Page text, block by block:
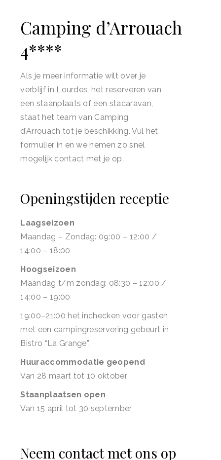
Camping d’Arrouach
4****
Als je meer informatie wilt over je
verblijf in Lourdes, het reserveren van
een staanplaats of een stacaravan,
staat het team van Camping
d’Arrouach tot je beschikking. Vul het
formulier in en we nemen zo snel
mogelijk contact met je op.
Openingstijden receptie
Laagseizoen
Maandag – Zondag: 09:00 – 12:00 /
14:00 – 18:00
Hoogseizoen
Maandag t/m zondag: 08:30 – 12:00 /
14:00 – 19:00
19:00–21:00 het inchecken voor gasten
met een campingreservering gebeurt in
Bistro “La Grange”.
Huuraccommodatie geopend
Van 28 maart tot 10 oktober
Staanplaatsen open
Van 15 april tot 30 september
Neem contact met ons op